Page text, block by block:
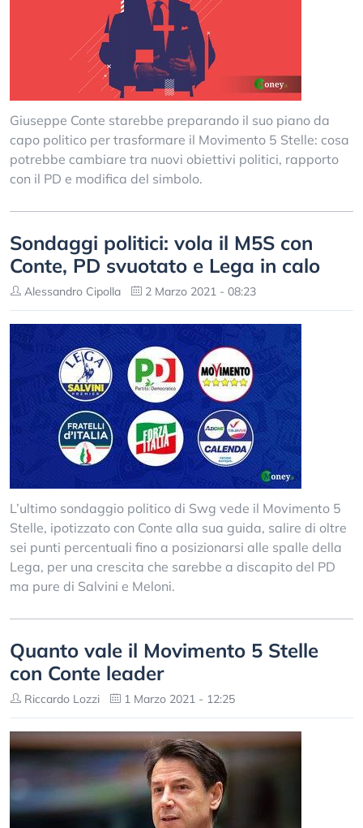
Giuseppe Conte starebbe preparando il suo piano da
capo politico per trasformare il Movimento 5 Stelle: cosa
potrebbe cambiare tra nuovi obiettivi politici, rapporto
con il PD e modifica del simbolo.
Sondaggi politici: vola il M5S con
Conte, PD svuotato e Lega in calo
Alessandro Cipolla 2 Marzo 2021 - 08:23
L’ultimo sondaggio politico di Swg vede il Movimento 5
Stelle, ipotizzato con Conte alla sua guida, salire di oltre
sei punti percentuali fino a posizionarsi alle spalle della
Lega, per una crescita che sarebbe a discapito del PD
ma pure di Salvini e Meloni.
Quanto vale il Movimento 5 Stelle
con Conte leader
Riccardo Lozzi 1 Marzo 2021 - 12:25